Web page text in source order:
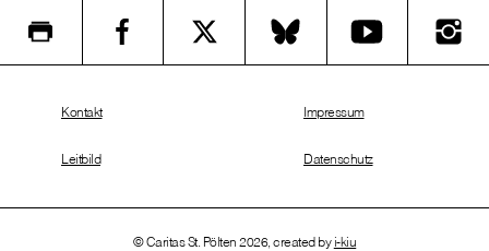
© Caritas St. Pölten 2026, created by i-kiu
Kontakt
Leitbild
Impressum
Datenschutz